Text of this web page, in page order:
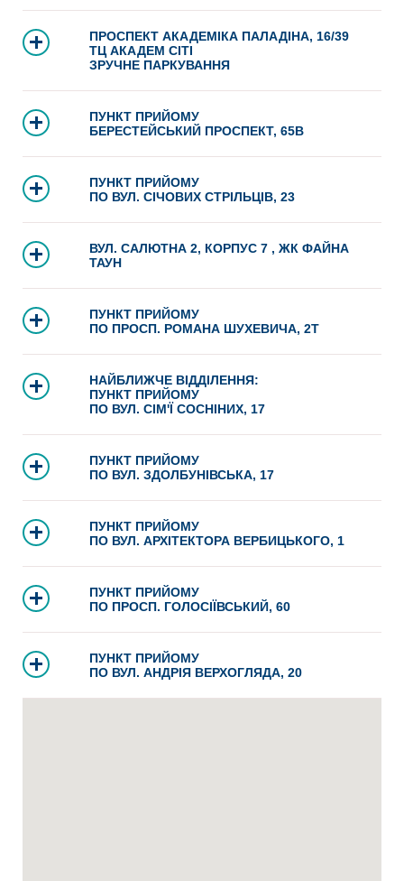
ПРОСПЕКТ АКАДЕМІКА ПАЛАДІНА, 16/39
ТЦ АКАДЕМ СІТІ
ЗРУЧНЕ ПАРКУВАННЯ
ПУНКТ ПРИЙОМУ
БЕРЕСТЕЙСЬКИЙ ПРОСПЕКТ, 65В
ПУНКТ ПРИЙОМУ
ПО ВУЛ. СІЧОВИХ СТРІЛЬЦІВ, 23
ВУЛ. САЛЮТНА 2, КОРПУС 7 , ЖК ФАЙНА
ТАУН
ПУНКТ ПРИЙОМУ
ПО ПРОСП. РОМАНА ШУХЕВИЧА, 2Т
НАЙБЛИЖЧЕ ВІДДІЛЕННЯ:
ПУНКТ ПРИЙОМУ
ПО ВУЛ. СІМ'Ї СОСНІНИХ, 17
ПУНКТ ПРИЙОМУ
ПО ВУЛ. ЗДОЛБУНІВСЬКА, 17
ПУНКТ ПРИЙОМУ
ПО ВУЛ. АРХІТЕКТОРА ВЕРБИЦЬКОГО, 1
ПУНКТ ПРИЙОМУ
ПО ПРОСП. ГОЛОСІЇВСЬКИЙ, 60
ПУНКТ ПРИЙОМУ
ПО ВУЛ. АНДРІЯ ВЕРХОГЛЯДА, 20